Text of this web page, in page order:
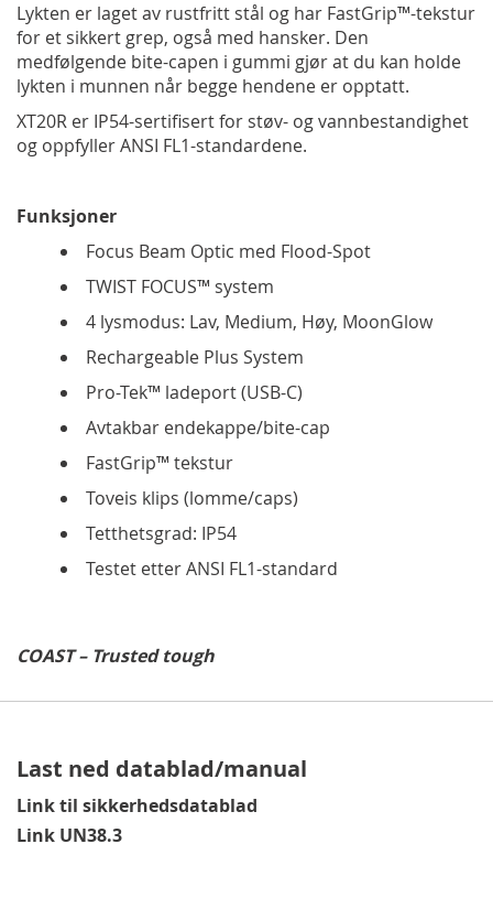
Lykten er laget av rustfritt stål og har FastGrip™-tekstur
for et sikkert grep, også med hansker. Den
medfølgende bite-capen i gummi gjør at du kan holde
lykten i munnen når begge hendene er opptatt.
XT20R er IP54-sertifisert for støv- og vannbestandighet
og oppfyller ANSI FL1-standardene.
Funksjoner
Focus Beam Optic med Flood-Spot
TWIST FOCUS™ system
4 lysmodus: Lav, Medium, Høy, MoonGlow
Rechargeable Plus System
Pro-Tek™ ladeport (USB-C)
Avtakbar endekappe/bite-cap
FastGrip™ tekstur
Toveis klips (lomme/caps)
Tetthetsgrad: IP54
Testet etter ANSI FL1-standard
COAST – Trusted tough
Last ned datablad/manual
Link til sikkerhedsdatablad
Link UN38.3